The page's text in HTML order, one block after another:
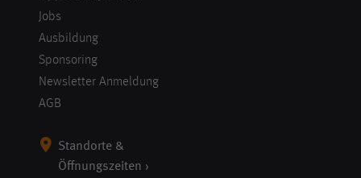
Jobs
Ausbildung
Sponsoring
Newsletter Anmeldung
AGB
Standorte &
Öffnungszeiten ›